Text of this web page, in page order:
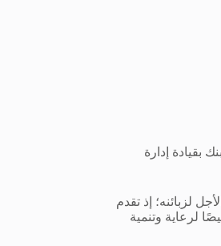
بقيادة إدارة
لزبائنه؛ إذ تقدم
لرعاية وتنمية